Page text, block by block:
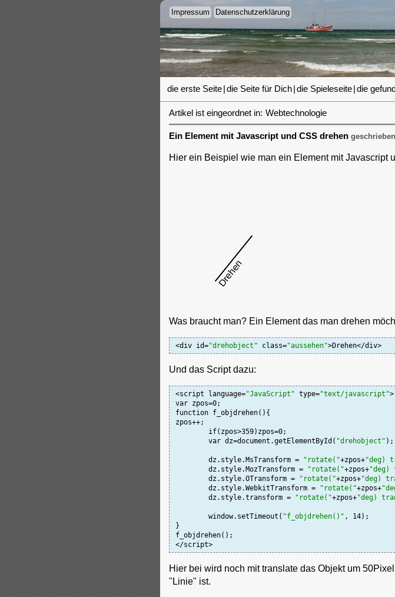
Impressum Datenschutzerklärung
die erste Seite die Seite für Dich die Spieleseite die
Artikel ist eingeordnet in: Webtechnologie
Ein Element mit Javascript und CSS drehen
Hier ein Beispiel wie man ein Element mit Javascript
Drehen
Was braucht man? Ein Element das man drehen
<div id="drehobject" class="aussehen"
Und das Script dazu:
<script language="JavaScript" type="text/javascript">
var zpos=0;
function f_objdrehen(){
zpos++;
	var dz=document.getElementById(
"drehobject" );
	dz.style.MsTransform =
"rotate("+zpos+"deg)
	dz.style.MozTransform =
"rotate("+zpos+"deg)
	dz.style.OTransform =
"rotate("+zpos+"deg)
	dz.style.WebkitTransform =
"rotate("+zpos+
	dz.style.transform =
"rotate("+zpos+"deg)
	window.setTimeout(
"f_objdrehen()" , 14);
}
f_objdrehen();
Hier bei wird noch mit translate das Objekt um
"Linie" ist.